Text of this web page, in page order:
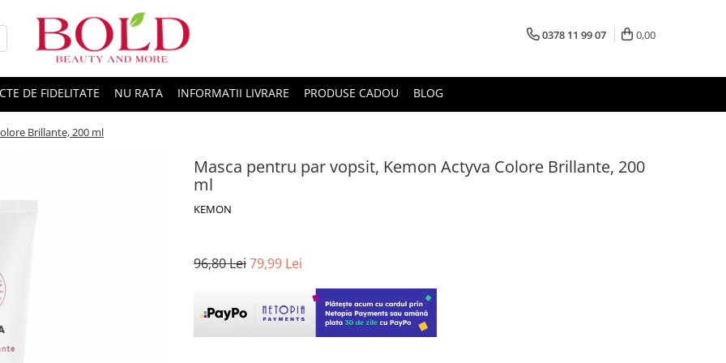
0378 11 99 07 0,00
DE FIDELITATE NU RATA INFORMATII LIVRARE PRODUSE CADOU BLOG
Brillante, 200 ml
Masca pentru par vopsit, Kemon Actyva Colore Brillante, 200
ml
KEMON
96,80 Lei79,99 Lei